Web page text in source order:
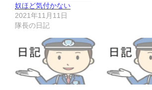
奴ほど気付かない
2021年11月11日
隊長の日記